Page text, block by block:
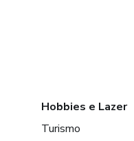
Hobbies e Lazer
Turismo